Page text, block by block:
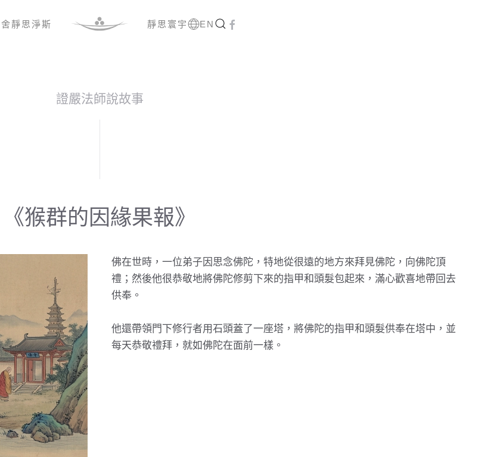
靜思淨斯 靜思寰宇 EN
證嚴法師說故事
《猴群的因緣果報》
佛在世時，一位弟子因思念佛陀，特地從很遠的地方來拜見佛陀，向佛陀頂
禮；然後他很恭敬地將佛陀修剪下來的指甲和頭髮包起來，滿心歡喜地帶回去
供奉。
他還帶領門下修行者用石頭蓋了一座塔，將佛陀的指甲和頭髮供奉在塔中，並
每天恭敬禮拜，就如佛陀在面前一樣。